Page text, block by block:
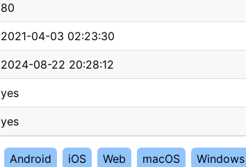
80
2021-04-03 02:23:30
2024-08-22 20:28:12
yes
yes
Android iOS Web macOS Windows